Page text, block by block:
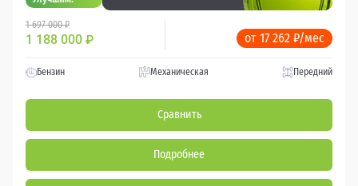
1 697 000 ₽
1 188 000 ₽ от 17 262 ₽/мес
Бензин Механическая Передний
Сравнить
Подробнее